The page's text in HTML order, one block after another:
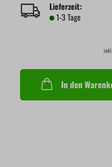
Lieferzeit:
1-3 Tage
In den